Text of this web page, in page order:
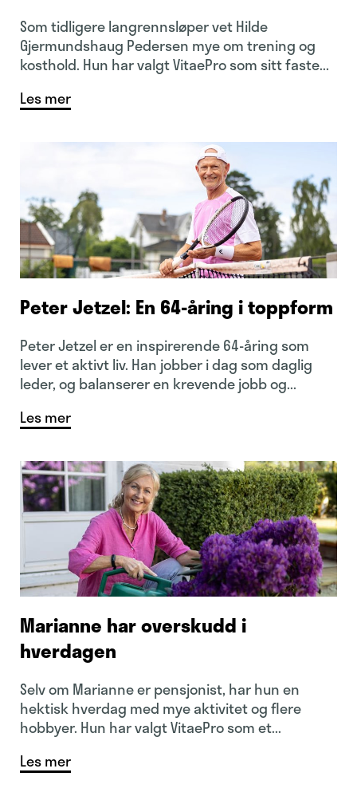
Som tidligere langrennsløper vet Hilde
Gjermundshaug Pedersen mye om trening og
kosthold. Hun har valgt VitaePro som sitt faste...
Les mer
Peter Jetzel: En 64-åring i toppform
Peter Jetzel er en inspirerende 64-åring som
lever et aktivt liv. Han jobber i dag som daglig
leder, og balanserer en krevende jobb og...
Les mer
Marianne har overskudd i
hverdagen
Selv om Marianne er pensjonist, har hun en
hektisk hverdag med mye aktivitet og flere
hobbyer. Hun har valgt VitaePro som et...
Les mer